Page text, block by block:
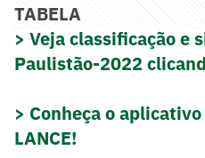
TABELA
> Veja classificação e
Paulistão-2022
> Conheça o
LANCE!